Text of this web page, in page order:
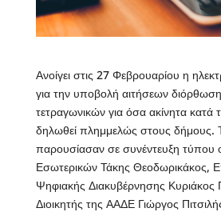
Ανοίγει στις 27 Φεβρουαρίου η
για την υποβολή αιτήσεων
τετραγωνικών για όσα ακίνητα κατά
δηλωθεί πλημμελώς στους δήμους.
παρουσίασαν σε συνέντευξη τύπου
Εσωτερικών Τάκης Θεοδωρικάκος,
Ψηφιακής Διακυβέρνησης Κυριάκος
Διοικητής της ΑΑΔΕ Γιώργος